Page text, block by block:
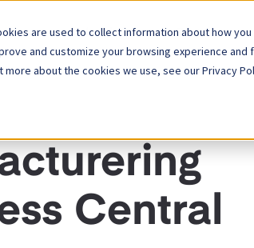
are used to collect information about how
and customize your browsing experience and
about the cookies we use, see our Privacy
Oplossingen Partner
Central